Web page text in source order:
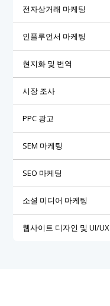
전자상거래 마케팅
인플루언서 마케팅
현지화 및 번역
시장 조사
PPC 광고
SEM 마케팅
SEO 마케팅
소셜 미디어 마케팅
웹사이트 디자인 및 UI/UX